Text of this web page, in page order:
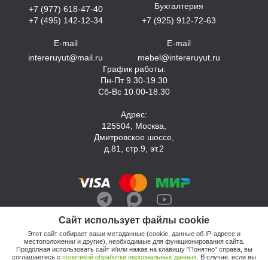
Сайт использует файлы cookie
Этот сайт собирает ваши метаданные (cookie, данные об IP-адресе и
местоположении и другие), необходимые для функционирования сайта.
Продолжая использовать сайт и/или нажав на клавишу "Понятно" справа, вы
соглашаетесь с политикой обработки персональных данных . В случае, если вы
+7 (977) 618-47-40
+7 (495) 142-12-34
E-mail
intereruyut@mail.ru
Бухгалтерия
+7 (925) 912-72-63
E-mail
mebel@intereruyut.ru
График работы:
Пн-Пт 9.30-19.30
Сб-Вс 10.00-18.30
Адрес:
125504, Москва,
Дмитровское шоссе,
д.81, стр.9, эт.2